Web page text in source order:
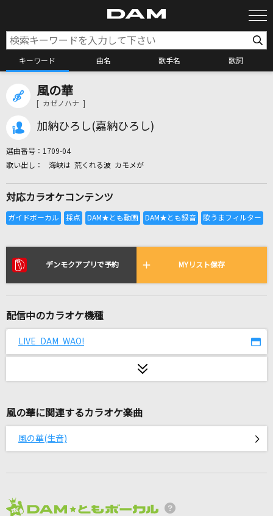
キーワード 曲名 歌手名 歌詞
カラオケ店舗検索
全国りれき
桑田佳祐
Mrs. GREEN APPLE
[生音]ヒッチコック
ヨルシカ
忘れじの言の葉
風の華
[ カゼノハナ ]
加納ひろし(嘉納ひろし)
選曲番号： 1709-04
海峡は 荒くれる波 カモメが
対応カラオケコンテンツ
デンモクアプリで予約 MYリスト保存
配信中のカラオケ機種
LIVE DAM WAO!
風の華に関連するカラオケ楽曲
風の華(生音)